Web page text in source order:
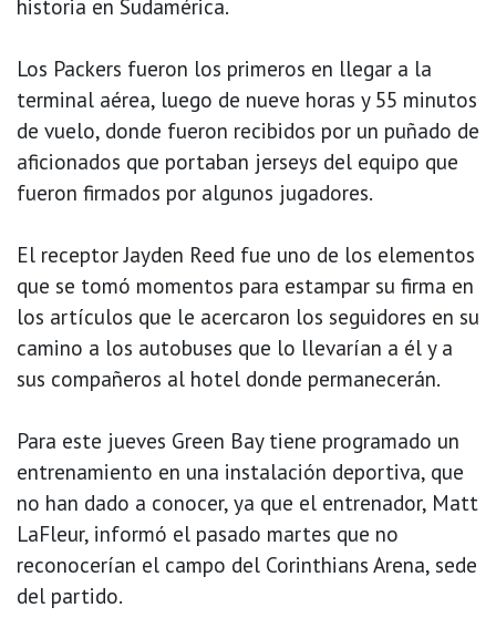
historia en Sudamérica.
Los Packers fueron los primeros en llegar a la
terminal aérea, luego de nueve horas y 55 minutos
de vuelo, donde fueron recibidos por un puñado de
aficionados que portaban jerseys del equipo que
fueron firmados por algunos jugadores.
El receptor Jayden Reed fue uno de los elementos
que se tomó momentos para estampar su firma en
los artículos que le acercaron los seguidores en su
camino a los autobuses que lo llevarían a él y a
sus compañeros al hotel donde permanecerán.
Para este jueves Green Bay tiene programado un
entrenamiento en una instalación deportiva, que
no han dado a conocer, ya que el entrenador, Matt
LaFleur, informó el pasado martes que no
reconocerían el campo del Corinthians Arena, sede
del partido.